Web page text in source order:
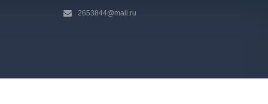
2653844@mail.ru